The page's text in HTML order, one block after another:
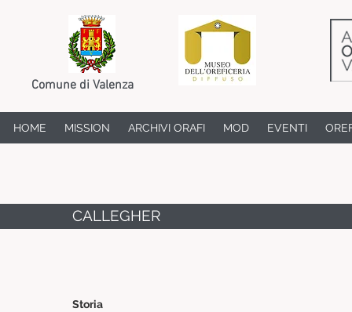
Comune di Valenza
HOME MISSION ARCHIVI ORAFI MOD EVENTI
CALLEGHER
Storia